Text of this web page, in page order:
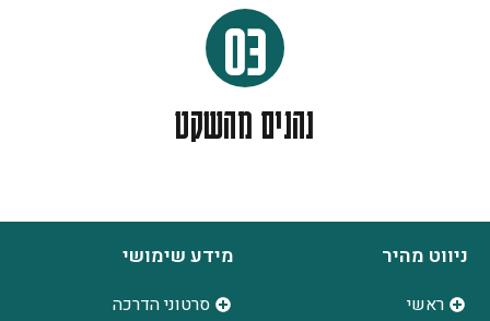
03
נהנים מהשקט
ניווט מהיר
ראשי
מידע שימושי
סרטוני הדרכה